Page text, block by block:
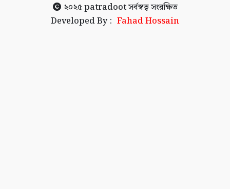
২০২৫ patradootসর্বস্বত্ব সংরক্ষিত
Developed By : Fahad Hossain